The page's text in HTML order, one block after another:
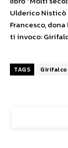
Ulderico Nisticò
Francesco,
ti invoco:
TAGS Girifalco